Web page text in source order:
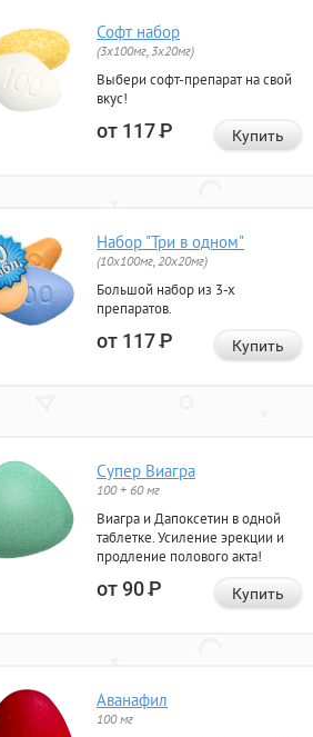
Софт набор
(3x100мг, 3x20мг)
Выбери софт-препарат на свой
вкус!
от 117Р Купить
Набор "Три в одном"
(10x100мг, 20x20мг)
Большой набор из 3-х
препаратов.
от 117Р Купить
Супер Виагра
100 + 60 мг
Виагра и Дапоксетин в одной
таблетке. Усиление эрекции и
продление полового акта!
от 90Р Купить
Аванафил
100 мг